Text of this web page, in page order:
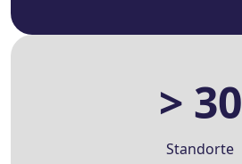
> 30
Standorte